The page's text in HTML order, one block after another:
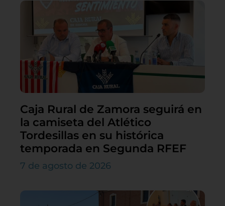
Caja Rural de Zamora seguirá en
la camiseta del Atlético
Tordesillas en su histórica
temporada en Segunda RFEF
7 de agosto de 2026